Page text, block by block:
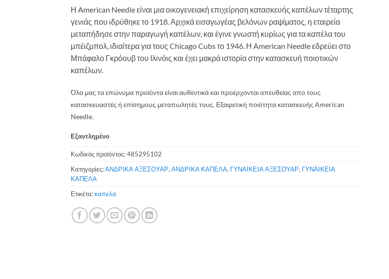
Η American Needle είναι μια οικογενειακή επιχείρηση κατασκευής καπέλων τέταρτης
γενιάς που ιδρύθηκε το 1918. Αρχικά εισαγωγέας βελόνων ραψίματος, η εταιρεία
μεταπήδησε στην παραγωγή καπέλων, και έγινε γνωστή κυρίως για τα καπέλα του
μπέιζμπολ, ιδιαίτερα για τους Chicago Cubs το 1946. Η American Needle εδρεύει στο
Μπάφαλο Γκρόουβ του Ιλινόις και έχει μακρά ιστορία στην κατασκευή ποιοτικών
καπέλων.
Όλα μας τα επώνυμα προϊόντα είναι αυθεντικά και προέρχονται απευθείας απο τους
κατασκευαστές ή επίσημους μεταπωλητές τους. Εξαιρετική ποιότητα κατασκευής American
Needle.
Εξαντλημένο
Κωδικός προϊόντος:485295102
Κατηγορίες:ΑΝΔΡΙΚΑ ΑΞΕΣΟΥΑΡ, ΑΝΔΡΙΚΑ ΚΑΠΕΛΑ, ΓΥΝΑΙΚΕΙΑ ΑΞΕΣΟΥΑΡ, ΓΥΝΑΙΚΕΙΑ
ΚΑΠΕΛΑ
Ετικέτα:καπελα